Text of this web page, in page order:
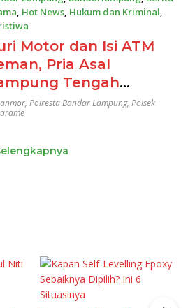
, Hot News, Hukum dan Kriminal,
05/2024Motor dan Isi ATM
Pria Asal
Tengah
Polisi
, Polresta Bandar Lampung, Polsek